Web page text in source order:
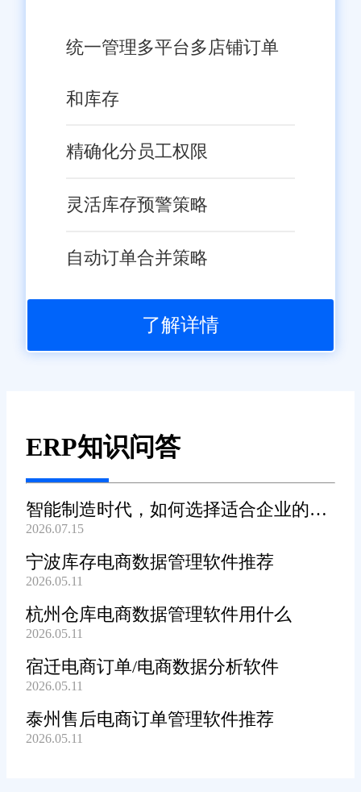
统一管理多平台多店铺订单
和库存
精确化分员工权限
灵活库存预警策略
自动订单合并策略
了解详情
ERP知识问答
智能制造时代，如何选择适合企业的
WMS系统?
2026.07.15
宁波库存电商数据管理软件推荐
2026.05.11
杭州仓库电商数据管理软件用什么
2026.05.11
宿迁电商订单/电商数据分析软件
2026.05.11
泰州售后电商订单管理软件推荐
2026.05.11